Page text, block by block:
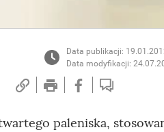
Data publikacji:
Data modyfikacji:
paleniska,